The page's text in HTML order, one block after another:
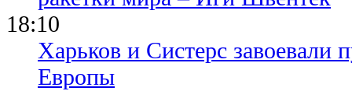
18:10
Харьков и Систерс завоевали
Европы